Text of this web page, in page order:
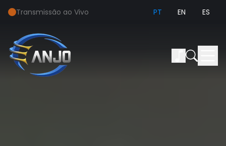
Transmissão ao Vivo PT EN ES